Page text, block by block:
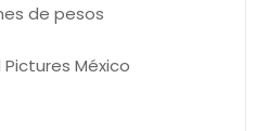
de pesos
México